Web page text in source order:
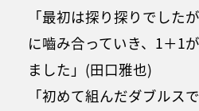
「最初は探り探りでした
に嚙み合っていき、1＋1
ました」(田口雅也)
「初めて組んだダブルス